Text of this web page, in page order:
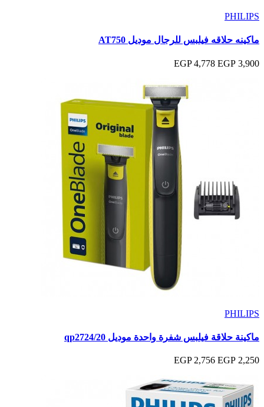
PHILIPS
ماكينه حلاقه فيلبس للرجال موديل AT750
3,900 EGP
4,778 EGP
PHILIPS
ماكينة حلاقة فيلبس شفرة واحدة موديل qp2724/20
2,250 EGP
2,756 EGP